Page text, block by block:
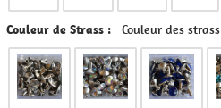
Couleur de Strass : Couleur des strass